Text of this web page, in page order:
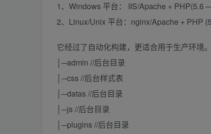
1、Windows 平台： IIS/Apache + PHP(5.6
2、Linux/Unix 平台：nginx/Apache + PHP
它经过了自动化构建，更适合用于生产环境
│─admin //后台目录
│─css //后台样式表
│─datas //后台目录
│─js //后台目录
│─plugins //后台目录